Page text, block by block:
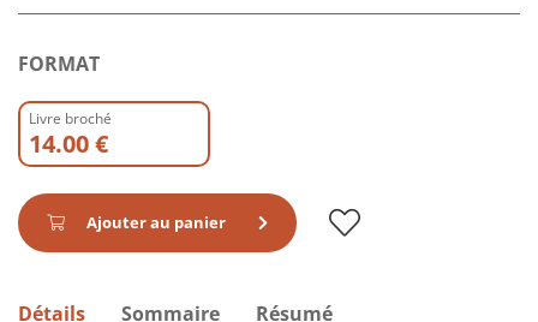
FORMAT
Livre broché
14.00 €
Ajouter au panier
Détails Sommaire Résumé